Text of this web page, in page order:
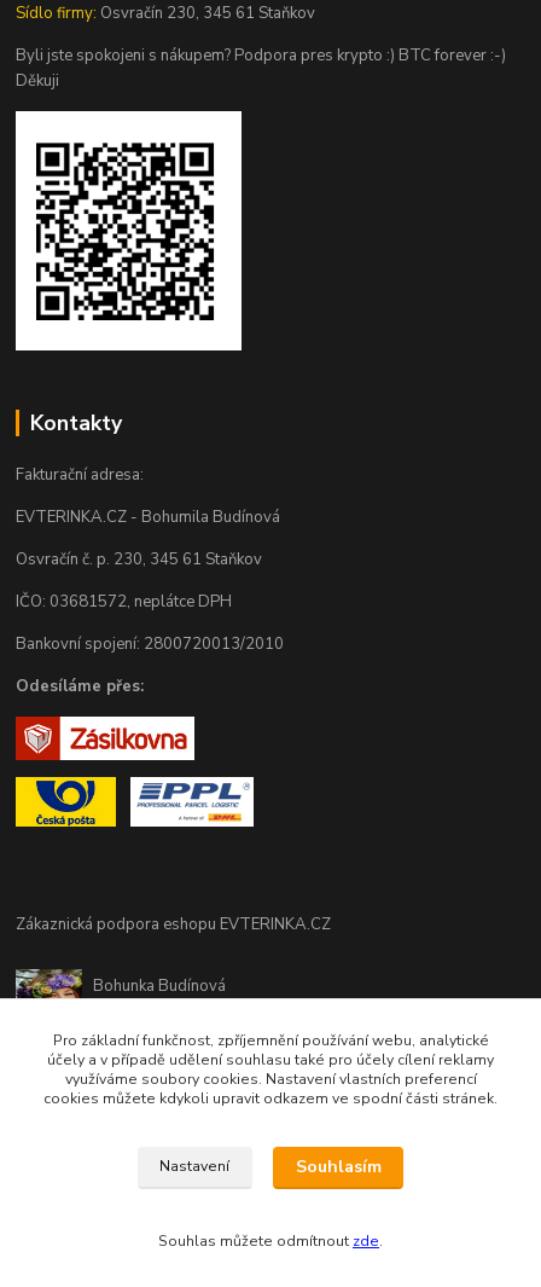
Sídlo firmy: Osvračín 230, 345 61 Staňkov
Byli jste spokojeni s nákupem? Podpora pres krypto :) BTC forever :-)
Děkuji
Kontakty
Fakturační adresa:
EVTERINKA.CZ - Bohumila Budínová
Osvračín č. p. 230, 345 61 Staňkov
IČO: 03681572, neplátce DPH
Bankovní spojení: 2800720013/2010
Odesíláme přes:
Zákaznická podpora eshopu EVTERINKA.CZ
Bohunka Budínová
(Po-Pá - 9:00-17:00hod, So 8:00-12:00hod)
obchod@evterinka.cz
Pro základní funkčnost, zpříjemnění používání webu, analytické
účely a v případě udělení souhlasu také pro účely cílení reklamy
využíváme soubory cookies. Nastavení vlastních preferencí
cookies můžete kdykoli upravit odkazem ve spodní části stránek.
Nastavení Souhlasím
Souhlas můžete odmítnout zde.